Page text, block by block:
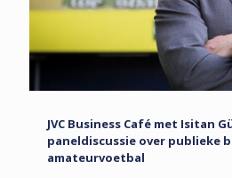
JVC Business Café met Isitan
paneldiscussie over publieke
amateurvoetbal